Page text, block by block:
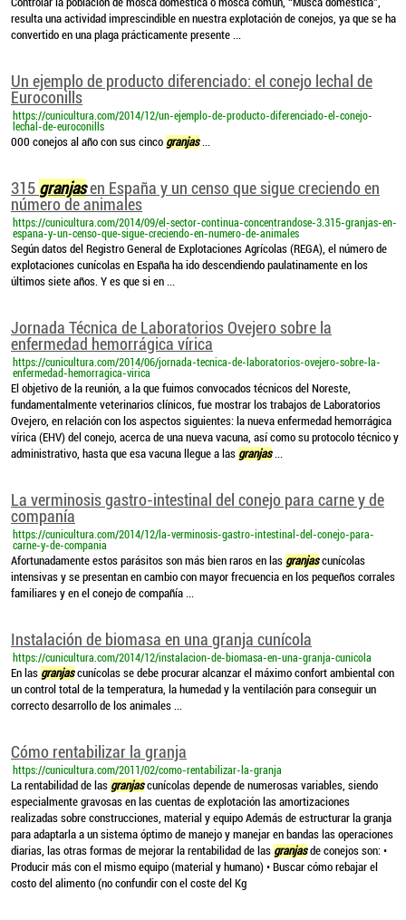
resulta una actividad imprescindible en nuestra explotación de conejos, ya que se ha
convertido en una plaga prácticamente presente ...
Un ejemplo de producto diferenciado: el conejo lechal de
Euroconills
https://cunicultura.com/2014/12/un-ejemplo-de-producto-diferenciado-el-conejo-
lechal-de-euroconills
000 conejos al año con sus cinco granjas...
315 granjasen España y un censo que sigue creciendo en
número de animales
https://cunicultura.com/2014/09/el-sector-continua-concentrandose-3.315-granjas-en-
espana-y-un-censo-que-sigue-creciendo-en-numero-de-animales
Según datos del Registro General de Explotaciones Agrícolas (REGA), el número de
explotaciones cunícolas en España ha ido descendiendo paulatinamente en los
últimos siete años. Y es que si en ...
Jornada Técnica de Laboratorios Ovejero sobre la
enfermedad hemorrágica vírica
https://cunicultura.com/2014/06/jornada-tecnica-de-laboratorios-ovejero-sobre-la-
enfermedad-hemorragica-virica
El objetivo de la reunión, a la que fuimos convocados técnicos del Noreste,
fundamentalmente veterinarios clínicos, fue mostrar los trabajos de Laboratorios
Ovejero, en relación con los aspectos siguientes: la nueva enfermedad hemorrágica
vírica (EHV) del conejo, acerca de una nueva vacuna, así como su protocolo técnico y
administrativo, hasta que esa vacuna llegue a las granjas...
La verminosis gastro-intestinal del conejo para carne y de
companía
https://cunicultura.com/2014/12/la-verminosis-gastro-intestinal-del-conejo-para-
carne-y-de-compania
Afortunadamente estos parásitos son más bien raros en las granjascunícolas
intensivas y se presentan en cambio con mayor frecuencia en los pequeños corrales
familiares y en el conejo de compañía ...
Instalación de biomasa en una granja cunícola
https://cunicultura.com/2014/12/instalacion-de-biomasa-en-una-granja-cunicola
En las granjascunícolas se debe procurar alcanzar el máximo confort ambiental con
un control total de la temperatura, la humedad y la ventilación para conseguir un
correcto desarrollo de los animales ...
Cómo rentabilizar la granja
https://cunicultura.com/2011/02/como-rentabilizar-la-granja
La rentabilidad de las granjascunícolas depende de numerosas variables, siendo
especialmente gravosas en las cuentas de explotación las amortizaciones
realizadas sobre construcciones, material y equipo Además de estructurar la granja
para adaptarla a un sistema óptimo de manejo y manejar en bandas las operaciones
diarias, las otras formas de mejorar la rentabilidad de las granjasde conejos son: •
Producir más con el mismo equipo (material y humano) • Buscar cómo rebajar el
costo del alimento (no confundir con el coste del Kg